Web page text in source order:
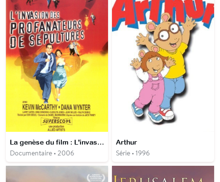
La genèse du film : L'invasion des profanateurs de sépultures
Documentaire • 2006
Arthur
Série • 1996